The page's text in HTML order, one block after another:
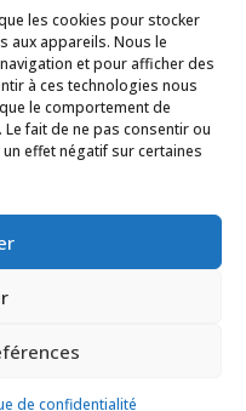
les cookies pour stocker
aux appareils. Nous le
et pour afficher des
à ces technologies nous
le comportement de
fait de ne pas consentir ou
effet négatif sur certaines
de confidentialité
(CA)
de retour
rabais
Apéro design